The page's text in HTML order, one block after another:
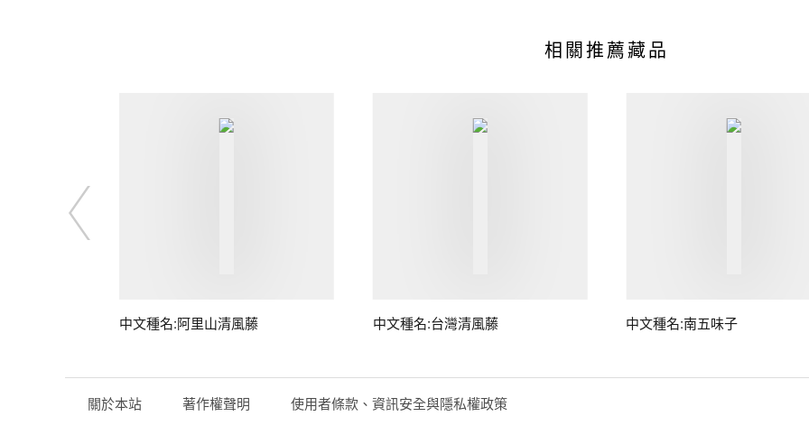
相關推薦藏品
中文種名:阿里山清風藤 中文種名:台灣清風藤 中文種名:南五味子
關於本站 著作權聲明 使用者條款、資訊安全與隱私權政策